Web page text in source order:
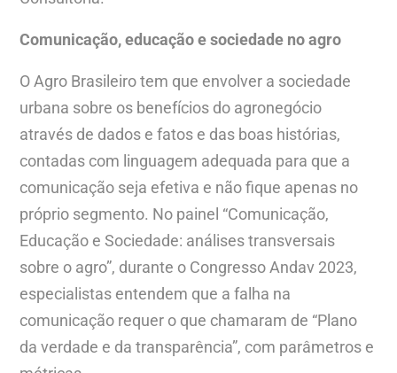
Comunicação, educação e sociedade no agro
O Agro Brasileiro tem que envolver a sociedade
urbana sobre os benefícios do agronegócio
através de dados e fatos e das boas histórias,
contadas com linguagem adequada para que a
comunicação seja efetiva e não fique apenas no
próprio segmento. No painel “Comunicação,
Educação e Sociedade: análises transversais
sobre o agro”, durante o Congresso Andav 2023,
especialistas entendem que a falha na
comunicação requer o que chamaram de “Plano
da verdade e da transparência”, com parâmetros e